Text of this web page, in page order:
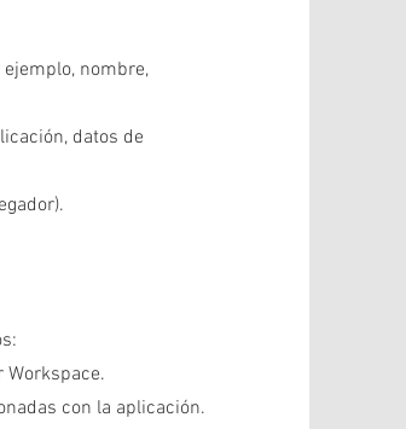
nombre,
datos de
Workspace.
con la aplicación.